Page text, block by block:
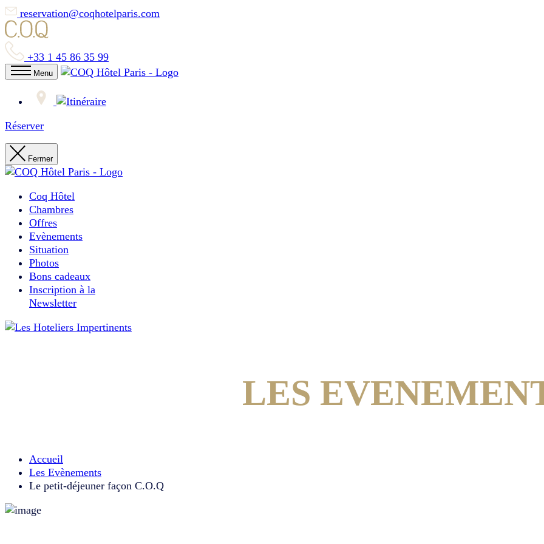
reservation@coqhotelparis.com
+33 1 45 86 35 99
Menu
Réserver
Fermer
Coq Hôtel
Chambres
Offres
Evènements
Situation
Photos
Bons cadeaux
Inscription à la
Newsletter
LES
Accueil
Les Evènements
Le petit-déjeuner façon C.O.Q